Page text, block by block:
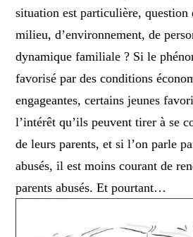
situation est particulière, question
milieu, d’environnement, de
dynamique familiale ? Si le
favorisé par des conditions
engageantes, certains jeunes
l’intérêt qu’ils peuvent tirer à se
de leurs parents, et si l’on parle
abusés, il est moins courant de
parents abusés. Et pourtant…